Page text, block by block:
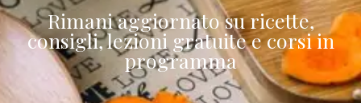
Rimani aggiornato su ricette,
consigli, lezioni gratuite e corsi in
programma